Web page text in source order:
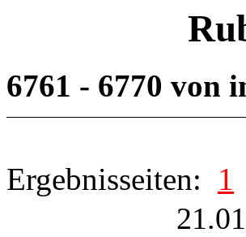
6761 - 6770 von
Ergebnisseiten: 1